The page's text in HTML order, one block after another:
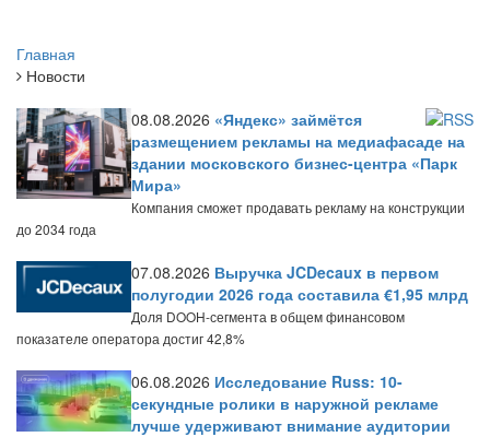
Главная
Новости
08.08.2026 «Яндекс» займётся
размещением рекламы на медиафасаде на
здании московского бизнес-центра «Парк
Мира»
Компания сможет продавать рекламу на конструкции
до 2034 года
07.08.2026 Выручка JCDecaux в первом
полугодии 2026 года составила €1,95 млрд
Доля DOOH-сегмента в общем финансовом
показателе оператора достиг 42,8%
06.08.2026 Исследование Russ: 10-
секундные ролики в наружной рекламе
лучше удерживают внимание аудитории